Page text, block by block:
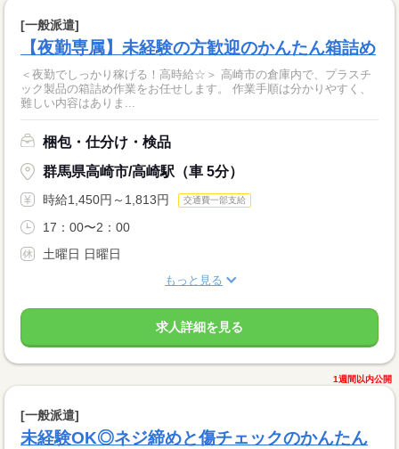
[一般派遣]
【夜勤専属】未経験の方歓迎のかんたん箱詰め
＜夜勤でしっかり稼げる！高時給☆＞ 高崎市の倉庫内で、プラスチ
ック製品の箱詰め作業をお任せします。 作業手順は分かりやすく、
難しい内容はありま...
梱包・仕分け・検品
群馬県高崎市/高崎駅（車 5分）
時給1,450円～1,813円 交通費一部支給
17：00〜2：00
土曜日 日曜日
もっと見る
求人詳細を見る
1週間以内公開
[一般派遣]
未経験OK◎ネジ締めと傷チェックのかんたん